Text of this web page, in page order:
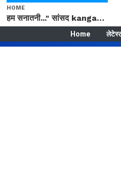
HOME
हम सनातनी..." सांसद kangana Ranaut से क्या बोली लड़की? Viral Jantar-Mantar | CJP protest
Home